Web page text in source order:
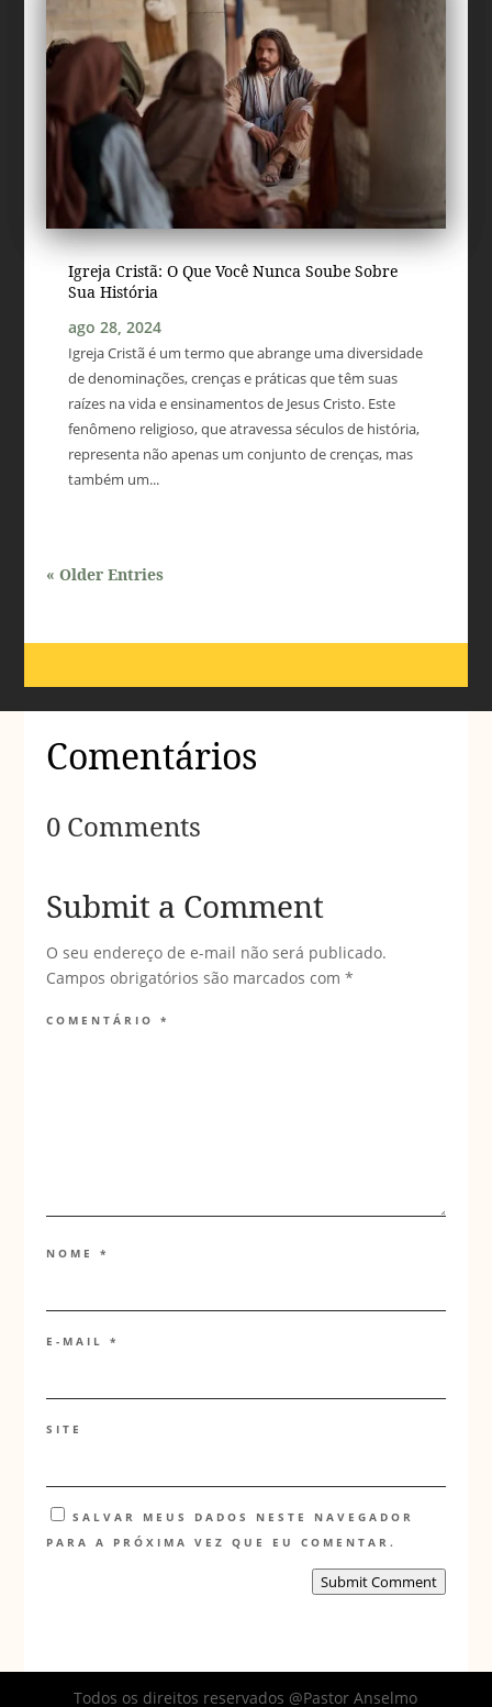
Igreja Cristã: O Que Você Nunca Soube Sobre
Sua História
ago 28, 2024
Igreja Cristã é um termo que abrange uma diversidade
de denominações, crenças e práticas que têm suas
raízes na vida e ensinamentos de Jesus Cristo. Este
fenômeno religioso, que atravessa séculos de história,
representa não apenas um conjunto de crenças, mas
também um...
« Older Entries
Comentários
0 Comments
Submit a Comment
O seu endereço de e-mail não será publicado.
Campos obrigatórios são marcados com*
COMENTÁRIO*
NOME*
E-MAIL*
SITE
SALVAR MEUS DADOS NESTE NAVEGADOR
PARA A PRÓXIMA VEZ QUE EU COMENTAR.
Submit Comment
Todos os direitos reservados @Pastor Anselmo